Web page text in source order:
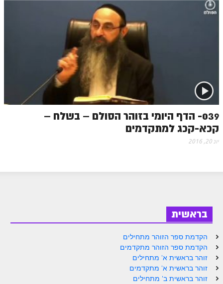
039- הדף היומי בזוהר הסולם – בשלח –
קכא-קכג למתקדמים
יונ 20, 2016
בראשית
הקדמת ספר הזוהר מתחילים
הקדמת ספר הזוהר מתקדמים
זוהר בראשית א' מתחילים
זוהר בראשית א' מתקדמים
זוהר בראשית ב' מתחילים